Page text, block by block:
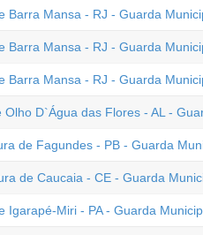
Barra Mansa - RJ - Guarda
Barra Mansa - RJ - Guarda
Barra Mansa - RJ - Guarda
D`Água das Flores - AL -
de Fagundes - PB - Guarda
de Caucaia - CE - Guarda
Igarapé-Miri - PA - Guarda